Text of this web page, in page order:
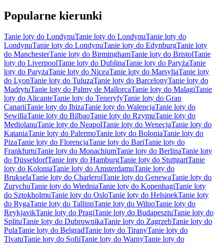
Popularne kierunki
Tanie loty do LondynuTanie loty do LondynuTanie loty do
LondynuTanie loty do LondynuTanie loty do EdynburgTanie loty
do ManchesterTanie loty do BirminghamTanie loty do BristolTanie
loty do LiverpoolTanie loty do DublinaTanie loty do ParyżaTanie
loty do ParyżaTanie loty do NiceaTanie loty do MarsyliaTanie loty
do LyonTanie loty do TuluzaTanie loty do BarcelonyTanie loty do
MadrytuTanie loty do Palmy de MallorcaTanie loty do MalagiTanie
loty do AlicanteTanie loty do TeneryfyTanie loty do Gran
CanariiTanie loty do IbizaTanie loty do WalencjaTanie loty do
SewillaTanie loty do BilbaoTanie loty do RzymuTanie loty do
MediolanuTanie loty do NeapolTanie loty do WenecjaTanie loty do
KataniaTanie loty do PalermoTanie loty do BoloniaTanie loty do
PizaTanie loty do FlorencjaTanie loty do BariTanie loty do
FrankfurtuTanie loty do MonachiumTanie loty do BerlinaTanie loty
do DüsseldorfTanie loty do HamburgTanie loty do StuttgartTanie
loty do KoloniaTanie loty do AmsterdamuTanie loty do
BrukselaTanie loty do CharleroiTanie loty do GenewaTanie loty do
ZurychuTanie loty do WiedniaTanie loty do KopenhagiTanie loty
do SztokholmuTanie loty do OsloTanie loty do HelsinekTanie loty
do RygaTanie loty do TallinnTanie loty do WilnoTanie loty do
ReykjavikTanie loty do PragiTanie loty do BudapesztuTanie loty do
SplituTanie loty do DubrownikaTanie loty do ZagrzebTanie loty do
PulaTanie loty do BelgradTanie loty do TiranyTanie loty do
TivatuTanie loty do SofiiTanie loty do WarnyTanie loty do